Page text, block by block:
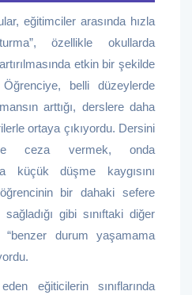
eğitimciler arasında hızla
özellikle okullarda
etkin bir şekilde
Öğrenciye, belli düzeylerde
arttığı, derslere daha
ortaya çıkıyordu. Dersini
ceza vermek, onda
küçük düşme kaygısını
bir dahaki sefere
gibi sınıftaki diğer
durum yaşamama
eğiticilerin sınıflarında